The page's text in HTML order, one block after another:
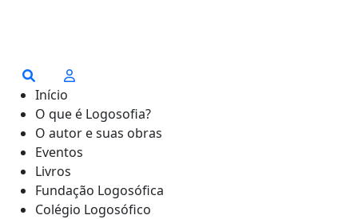
Início
O que é Logosofia?
O autor e suas obras
Eventos
Livros
Fundação Logosófica
Colégio Logosófico